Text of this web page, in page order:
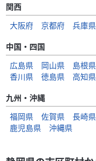
関西
大阪府
京都府 兵庫県
中国・四国
広島県
岡山県 島根県
香川県
徳島県
高知県
九州・沖縄
福岡県
佐賀県 長崎県
鹿児島県
沖縄県